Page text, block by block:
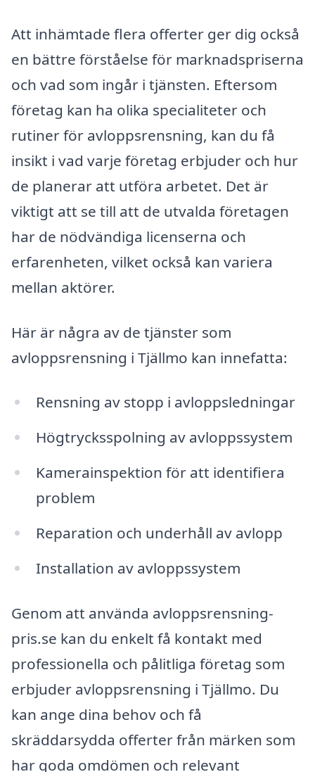
Att inhämtade flera offerter ger dig också
en bättre förståelse för marknadspriserna
och vad som ingår i tjänsten. Eftersom
företag kan ha olika specialiteter och
rutiner för avloppsrensning, kan du få
insikt i vad varje företag erbjuder och hur
de planerar att utföra arbetet. Det är
viktigt att se till att de utvalda företagen
har de nödvändiga licenserna och
erfarenheten, vilket också kan variera
mellan aktörer.
Här är några av de tjänster som
avloppsrensning i Tjällmo kan innefatta:
Rensning av stopp i avloppsledningar
Högtrycksspolning av avloppssystem
Kamerainspektion för att identifiera
problem
Reparation och underhåll av avlopp
Installation av avloppssystem
Genom att använda avloppsrensning-
pris.se kan du enkelt få kontakt med
professionella och pålitliga företag som
erbjuder avloppsrensning i Tjällmo. Du
kan ange dina behov och få
skräddarsydda offerter från märken som
har goda omdömen och relevant